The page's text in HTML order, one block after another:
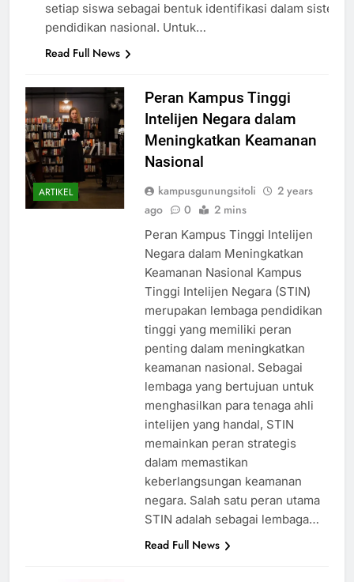
setiap siswa sebagai bentuk identifikasi dalam sistem
pendidikan nasional. Untuk…
Read Full News
ARTIKEL
Peran Kampus Tinggi
Intelijen Negara dalam
Meningkatkan Keamanan
Nasional
kampusgunungsitoli
2 years
ago
0 2 mins
Peran Kampus Tinggi Intelijen
Negara dalam Meningkatkan
Keamanan Nasional Kampus
Tinggi Intelijen Negara (STIN)
merupakan lembaga pendidikan
tinggi yang memiliki peran
penting dalam meningkatkan
keamanan nasional. Sebagai
lembaga yang bertujuan untuk
menghasilkan para tenaga ahli
intelijen yang handal, STIN
memainkan peran strategis
dalam memastikan
keberlangsungan keamanan
negara. Salah satu peran utama
STIN adalah sebagai lembaga…
Read Full News